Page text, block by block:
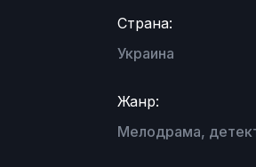
Страна:
Украина
Жанр:
Мелодрама,